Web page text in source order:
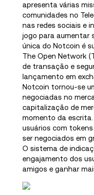
apresenta várias
comunidades no
nas redes sociais e
jogo para aumentar
única do Notcoin é
The Open Network
de transação e
lançamento em
Notcoin tornou-se
negociadas no
capitalização de
momento da
usuários com
ser negociados em
O sistema de
engajamento dos
amigos e ganhar